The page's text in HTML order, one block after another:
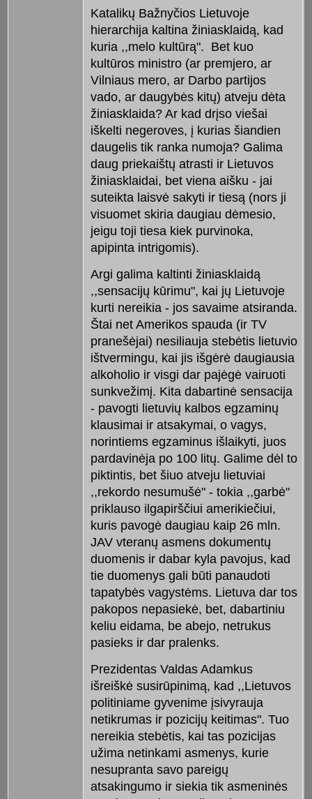
Katalikų Bažnyčios Lietuvoje
hierarchija kaltina žiniasklaidą, kad
kuria ,,melo kultūrą". Bet kuo
kultūros ministro (ar premjero, ar
Vilniaus mero, ar Darbo partijos
vado, ar daugybės kitų) atveju dėta
žiniasklaida? Ar kad drįso viešai
iškelti negeroves, į kurias šiandien
daugelis tik ranka numoja? Galima
daug priekaištų atrasti ir Lietuvos
žiniasklaidai, bet viena aišku - jai
suteikta laisvė sakyti ir tiesą (nors ji
visuomet skiria daugiau dėmesio,
jeigu toji tiesa kiek purvinoka,
apipinta intrigomis).
Argi galima kaltinti žiniasklaidą
,,sensacijų kūrimu", kai jų Lietuvoje
kurti nereikia - jos savaime atsiranda.
Štai net Amerikos spauda (ir TV
pranešėjai) nesiliauja stebėtis lietuvio
ištvermingu, kai jis išgėrė daugiausia
alkoholio ir visgi dar pajėgė vairuoti
sunkvežimį. Kita dabartinė sensacija
- pavogti lietuvių kalbos egzaminų
klausimai ir atsakymai, o vagys,
norintiems egzaminus išlaikyti, juos
pardavinėja po 100 litų. Galime dėl to
piktintis, bet šiuo atveju lietuviai
,,rekordo nesumušė" - tokia ,,garbė"
priklauso ilgapirščiui amerikiečiui,
kuris pavogė daugiau kaip 26 mln.
JAV vteranų asmens dokumentų
duomenis ir dabar kyla pavojus, kad
tie duomenys gali būti panaudoti
tapatybės vagystėms. Lietuva dar tos
pakopos nepasiekė, bet, dabartiniu
keliu eidama, be abejo, netrukus
pasieks ir dar pralenks.
Prezidentas Valdas Adamkus
išreiškė susirūpinimą, kad ,,Lietuvos
politiniame gyvenime įsivyrauja
netikrumas ir pozicijų keitimas". Tuo
nereikia stebėtis, kai tas pozicijas
užima netinkami asmenys, kurie
nesupranta savo pareigų
atsakingumo ir siekia tik asmeninės